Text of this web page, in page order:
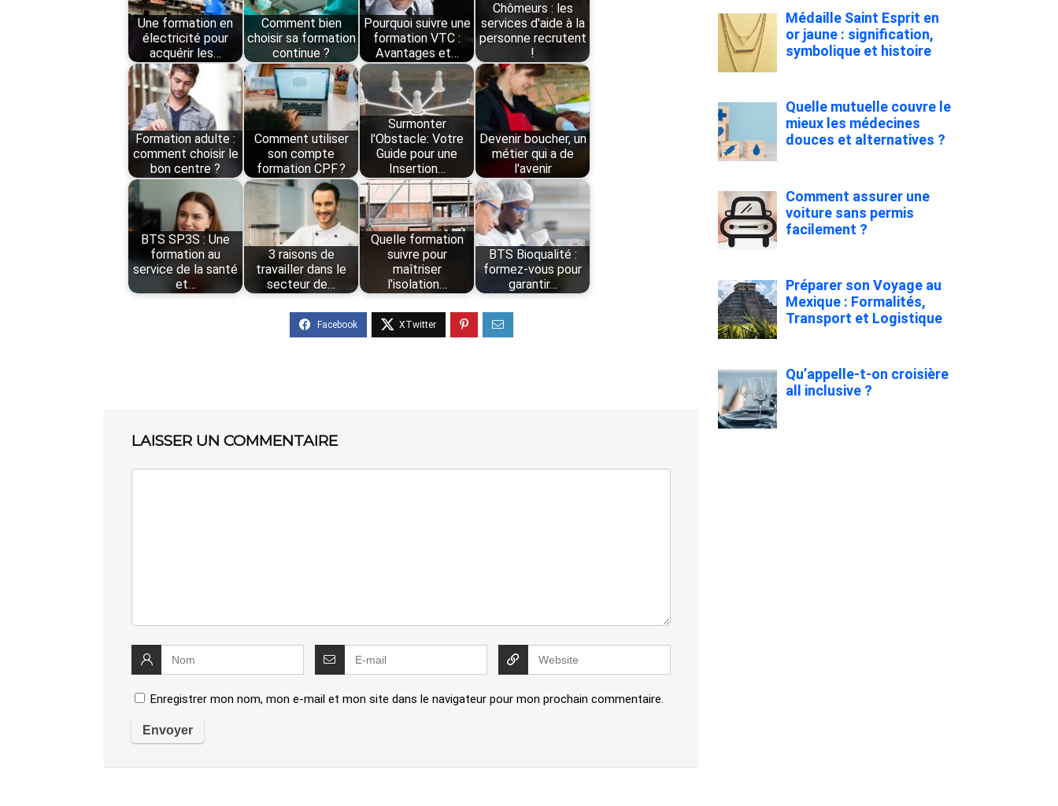
Une formation en
électricité pour
acquérir les…
Comment bien
choisir sa formation
continue ?
Pourquoi suivre une
formation VTC :
Avantages et…
Chômeurs : les
services d'aide à la
personne recrutent
!
Formation adulte :
comment choisir le
bon centre ?
Comment utiliser
son compte
formation CPF ?
Surmonter
l'Obstacle: Votre
Guide pour une
Insertion…
Devenir boucher, un
métier qui a de
l'avenir
BTS SP3S : Une
formation au
service de la santé
et…
3 raisons de
travailler dans le
secteur de…
Quelle formation
suivre pour
maîtriser
l'isolation…
BTS Bioqualité :
formez-vous pour
garantir…
LAISSER UN COMMENTAIRE
Enregistrer mon nom, mon e-mail et mon site dans le navigateur pour mon prochain commentaire.
Médaille Saint Esprit en
or jaune : signification,
symbolique et histoire
Quelle mutuelle couvre le
mieux les médecines
douces et alternatives ?
Comment assurer une
voiture sans permis
facilement ?
Préparer son Voyage au
Mexique : Formalités,
Transport et Logistique
Qu’appelle-t-on croisière
all inclusive ?